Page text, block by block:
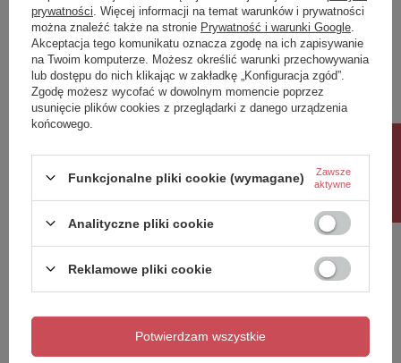
Napisz swoją opinię
Twoja ocena:
5/5
Dodaj własne zdjęcie produktu:
prywatności . Więcej informacji na temat warunków i prywatności
można znaleźć także na stronie Prywatność i warunki Google
Akceptacja tego komunikatu oznacza zgodę na ich zapisywanie
na Twoim komputerze. Możesz określić warunki przechowywania
lub dostępu do nich klikając w zakładkę „Konfiguracja zgód”.
Zgodę możesz wycofać w dowolnym momencie poprzez
usunięcie plików cookies z przeglądarki z danego urządzenia
końcowego.
Funkcjonalne pliki cookie (wymagane)
Zawsze
aktywne
Analityczne pliki cookie
Reklamowe pliki cookie
Potwierdzam wszystkie